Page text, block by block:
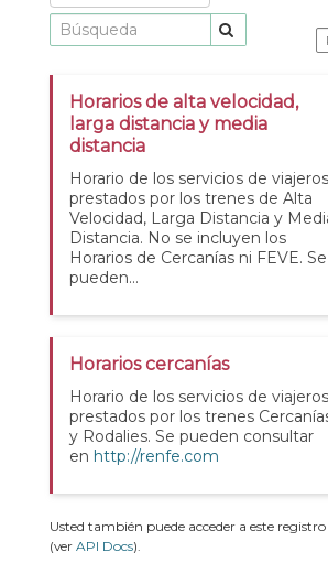
Horarios de alta velocidad,
larga distancia y media
distancia
Horario de los servicios de viajeros
prestados por los trenes de Alta
Velocidad, Larga Distancia y
Distancia. No se incluyen los
Horarios de Cercanías ni FEVE. Se
pueden...
Horarios cercanías
Horario de los servicios de viajeros
prestados por los trenes
y Rodalies. Se pueden consultar
en http://renfe.com
Usted también puede acceder a este
(ver API Docs).